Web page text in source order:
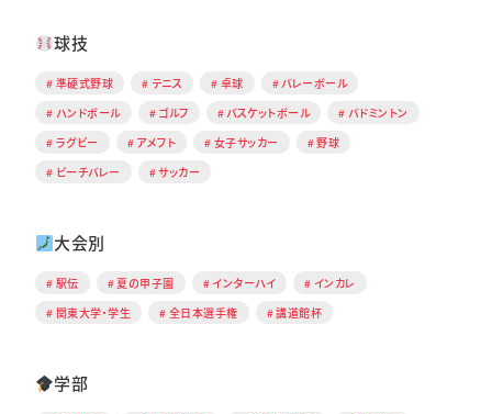
球技
準硬式野球 テニス 卓球
バレーボール
ハンドボール
ゴルフ バスケットボール
バドミントン
ラグビー
アメフト 女子サッカー
野球
ビーチバレー
サッカー
大会別
駅伝 夏の甲子園 インターハイ
インカレ
関東大学・学生
全日本選手権 講道館杯
学部